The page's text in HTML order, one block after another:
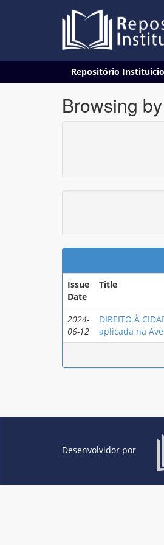
Repositório
Browsing
Issue
Date
Title
2024-
06-12
DIREITO À
aplicada na
Desenvolvidor por